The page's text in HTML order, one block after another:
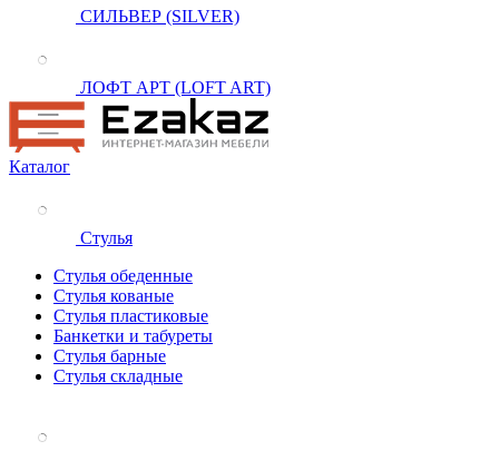
СИЛЬВЕР (SILVER)
ЛОФТ АРТ (LOFT ART)
Каталог
Стулья
Стулья обеденные
Стулья кованые
Стулья пластиковые
Банкетки и табуреты
Стулья барные
Стулья складные